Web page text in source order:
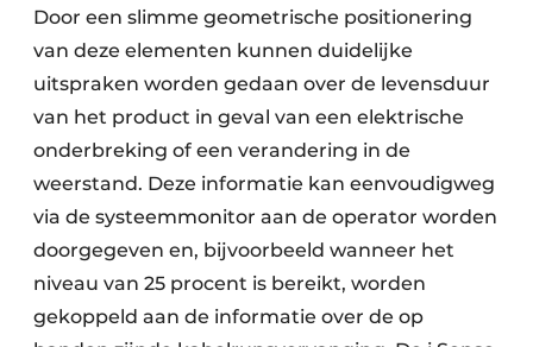
Door een slimme geometrische positionering
van deze elementen kunnen duidelijke
uitspraken worden gedaan over de levensduur
van het product in geval van een elektrische
onderbreking of een verandering in de
weerstand. Deze informatie kan eenvoudigweg
via de systeemmonitor aan de operator worden
doorgegeven en, bijvoorbeeld wanneer het
niveau van 25 procent is bereikt, worden
gekoppeld aan de informatie over de op